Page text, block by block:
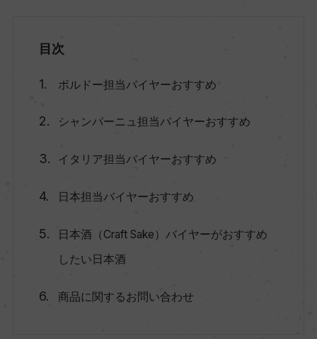
目次
ボルドー担当バイヤーおすすめ
シャンパーニュ担当バイヤーおすすめ
イタリア担当バイヤーおすすめ
日本担当バイヤーおすすめ
日本酒（Craft Sake）バイヤーがおすすめ
したい日本酒
商品に関するお問い合わせ